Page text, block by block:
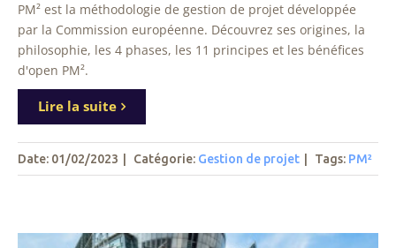
PM² est la méthodologie de gestion de projet développée
par la Commission européenne. Découvrez ses origines, la
philosophie, les 4 phases, les 11 principes et les bénéfices
d'open PM².
Lire la suite
Date: 01/02/2023 Catégorie: Gestion de projet Tags: PM²